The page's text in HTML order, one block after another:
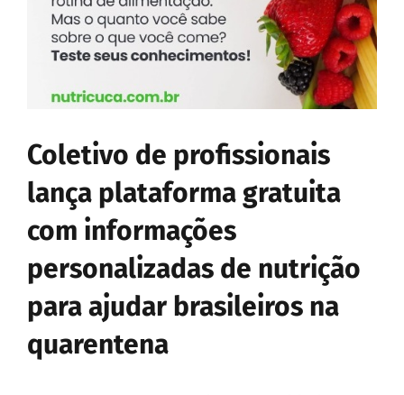
Coletivo de profissionais
lança plataforma gratuita
com informações
personalizadas de nutrição
para ajudar brasileiros na
quarentena